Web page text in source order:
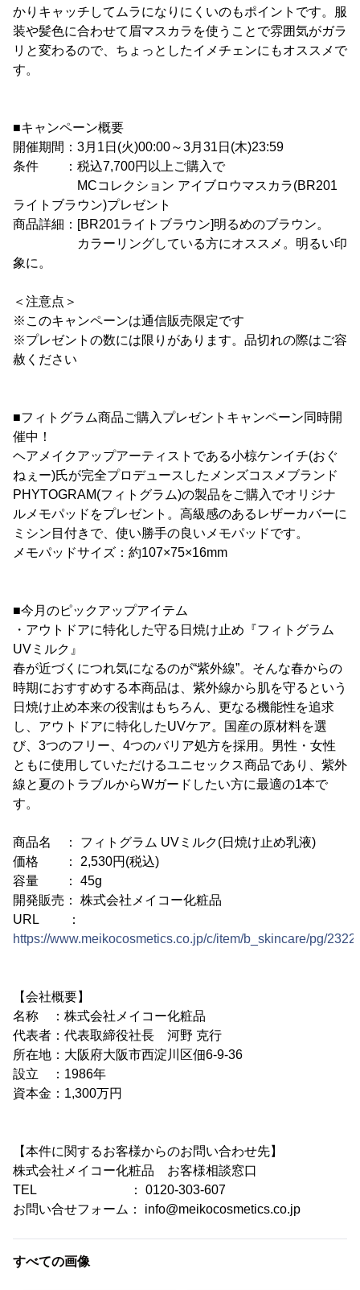
かりキャッチしてムラになりにくいのもポイントです。服
装や髪色に合わせて眉マスカラを使うことで雰囲気がガラ
リと変わるので、ちょっとしたイメチェンにもオススメで
す。
■キャンペーン概要
開催期間：3月1日(火)00:00～3月31日(木)23:59
条件 ：税込7,700円以上ご購入で
MCコレクション アイブロウマスカラ(BR201
ライトブラウン)プレゼント
商品詳細：[BR201ライトブラウン]明るめのブラウン。
カラーリングしている方にオススメ。明るい印
象に。
＜注意点＞
※このキャンペーンは通信販売限定です
※プレゼントの数には限りがあります。品切れの際はご容
赦ください
■フィトグラム商品ご購入プレゼントキャンペーン同時開
催中！
ヘアメイクアップアーティストである小椋ケンイチ(おぐ
ねぇー)氏が完全プロデュースしたメンズコスメブランド
PHYTOGRAM(フィトグラム)の製品をご購入でオリジナ
ルメモパッドをプレゼント。高級感のあるレザーカバーに
ミシン目付きで、使い勝手の良いメモパッドです。
メモパッドサイズ：約107×75×16mm
■今月のピックアップアイテム
・アウトドアに特化した守る日焼け止め『フィトグラム
UVミルク』
春が近づくにつれ気になるのが“紫外線”。そんな春からの
時期におすすめする本商品は、紫外線から肌を守るという
日焼け止め本来の役割はもちろん、更なる機能性を追求
し、アウトドアに特化したUVケア。国産の原材料を選
び、3つのフリー、4つのバリア処方を採用。男性・女性
ともに使用していただけるユニセックス商品であり、紫外
線と夏のトラブルからWガードしたい方に最適の1本で
す。
商品名 ： フィトグラム UVミルク(日焼け止め乳液)
価格 ： 2,530円(税込)
容量 ： 45g
開発販売： 株式会社メイコー化粧品
URL ：
https://www.meikocosmetics.co.jp/c/item/b_skincare/pg/
【会社概要】
名称 ：株式会社メイコー化粧品
代表者：代表取締役社長 河野 克行
所在地：大阪府大阪市西淀川区佃6-9-36
設立 ：1986年
資本金：1,300万円
【本件に関するお客様からのお問い合わせ先】
株式会社メイコー化粧品 お客様相談窓口
TEL ： 0120-303-607
お問い合せフォーム： info@meikocosmetics.co.jp
すべての画像